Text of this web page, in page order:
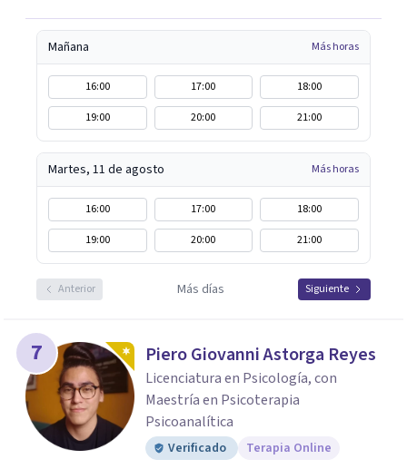
Mañana Más horas
16:00 17:00
18:00
19:00
20:00 21:00
Martes, 11 de agosto Más horas
16:00 17:00
18:00
19:00
20:00 21:00
Anterior Más días Siguiente
7 Piero Giovanni Astorga Reyes
Licenciatura en Psicología, con
Maestría en Psicoterapia
Psicoanalítica
Verificado Terapia Online